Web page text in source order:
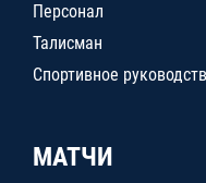
Персонал
Талисман
Спортивное
МАТЧИ